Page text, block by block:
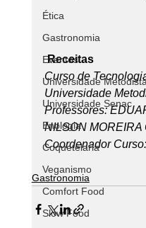
Ética
Gastronomia
Eventos
Universidade
Universidade Senac
Enologia
Coquetelaria
Veganismo
Comfort Food
Slow Food
Receitas
Curso de
Universidade
Professores:
NILSON MOREIRA
Coordenador
Gastronomia